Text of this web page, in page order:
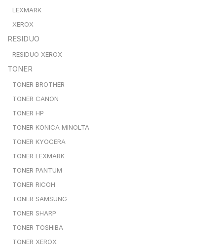
LEXMARK
XEROX
RESIDUO
RESIDUO XEROX
TONER
TONER BROTHER
TONER CANON
TONER HP
TONER KONICA MINOLTA
TONER KYOCERA
TONER LEXMARK
TONER PANTUM
TONER RICOH
TONER SAMSUNG
TONER SHARP
TONER TOSHIBA
TONER XEROX